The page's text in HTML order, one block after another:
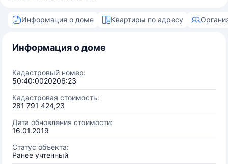
Информация о доме Квартиры по адресу
Информация о доме
Кадастровый номер:
50:40:0020206:23
Кадастровая стоимость:
281 791 424,23
Дата обновления стоимости:
16.01.2019
Статус объекта:
Ранее учтенный